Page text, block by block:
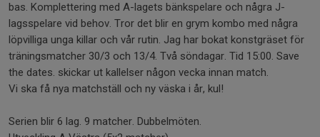
bas. Komplettering med A-lagets bänkspelare och några J-
lagsspelare vid behov. Tror det blir en grym kombo med några
löpvilliga unga killar och vår rutin. Jag har bokat konstgräset för
träningsmatcher 30/3 och 13/4. Två söndagar. Tid 15:00. Save
the dates. skickar ut kallelser någon vecka innan match.
Vi ska få nya matchställ och ny väska i år, kul!
Serien blir 6 lag. 9 matcher. Dubbelmöten.